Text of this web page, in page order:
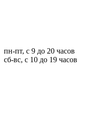
пн-пт, с 9 до 20 часов
сб-вс, с 10 до 19 часов